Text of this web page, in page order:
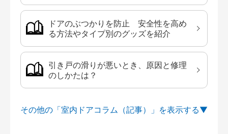
ドアのぶつかりを防止 安全性を高め
る方法やタイプ別のグッズを紹介
引き戸の滑りが悪いとき、原因と修理
のしかたは？
その他の「室内ドアコラム（記事）」を